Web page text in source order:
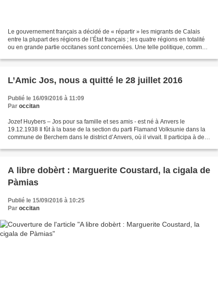
Le gouvernement français a décidé de « répartir » les migrants de Calais
entre la plupart des régions de l’État français ; les quatre régions en totalité
ou en grande partie occitanes sont concernées. Une telle politique, comme
L’Amic Jos, nous a quitté le 28 juillet 2016
Publié le 16/09/2016 à 11:09
Par occitan
Jozef Huybers – Jos pour sa famille et ses amis - est né à Anvers le
19.12.1938 Il fût à la base de la section du parti Flamand Volksunie dans la
commune de Berchem dans le district d’Anvers, où il vivait. Il participa à de
A libre dobèrt : Marguerite Coustard, la cigala de
Pàmias
Publié le 15/09/2016 à 10:25
Par occitan